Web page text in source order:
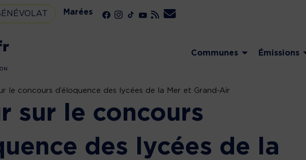
Marées
Communes Émissions
le concours d’éloquence des lycées de la Mer et Grand-Air
sur le concours
des lycées de la